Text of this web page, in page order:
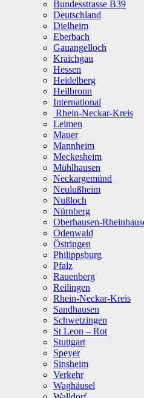
Bundesstrasse B39
Deutschland
Dielheim
Eberbach
Gauangelloch
Kraichgau
Hessen
Heidelberg
Heilbronn
International
Rhein-Neckar-Kreis
Leimen
Mauer
Mannheim
Meckesheim
Mühlhausen
Neckargemünd
Neulußheim
Nußloch
Nürnberg
Oberhausen-
Odenwald
Östringen
Philippsburg
Pfalz
Rauenberg
Reilingen
Rhein-Neckar-Kreis
Sandhausen
Schwetzingen
St Leon – Rot
Stuttgart
Speyer
Sinsheim
Verkehr
Waghäusel